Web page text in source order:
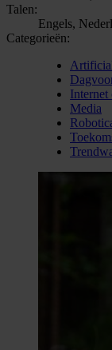
Talen:
Engels,
Categorieën:
Internet
Media